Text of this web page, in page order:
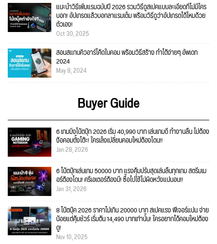
แนะนำวิธีเพิ่มแรมฉบับปี 2026 รวมวิธีดูสเปคแบบละเอียดที่ไม่มีใคร
บอก! อัปเกรดแล้วบอกลาแรมเต็ม พร้อมวิธีดูว่าอัปเกรดได้ไหมด้วย
ตัวเอง!
Oct 30, 2025
สอนสแกนคิวอาร์โค้ดในคอม พร้อมวิธีสร้าง ทำได้ง่ายๆ อัพเดท
2024
May 8, 2024
Buyer Guide
6 เกมมิ่งโน้ตบุ๊ก 2026 เริ่ม 40,990 บาท เล่นเกมดี ทำงานลื่น ไม่ต้อง
ง้อคอมตั้งโต๊ะ! ใครเล็งเปลี่ยนคอมใหม่ต้องโดน!!
Jan 28, 2026
6 โน้ตบุ๊กเล่นเกม 50000 บาท แรงคุ้มปรับสุดเล่นลื่นทุกเกม สตรีมเม
อร์ต้องโดน! ครีเอเตอร์ต้องมี! ซื้อไปใช้ไม่ผิดหวังแน่นอน!!
Jan 31, 2026
8 โน๊ตบุ๊ค 2026 ราคาไม่เกิน 20000 บาท สเปคแรง ฟีเจอร์แน่น จ่าย
น้อยแต่คุ้มชัวร์ เริ่มต้น 14,490 บาทเท่านั้น! ใครอยากได้คอมใหม่ต้อง
ดู!
Nov 10, 2025